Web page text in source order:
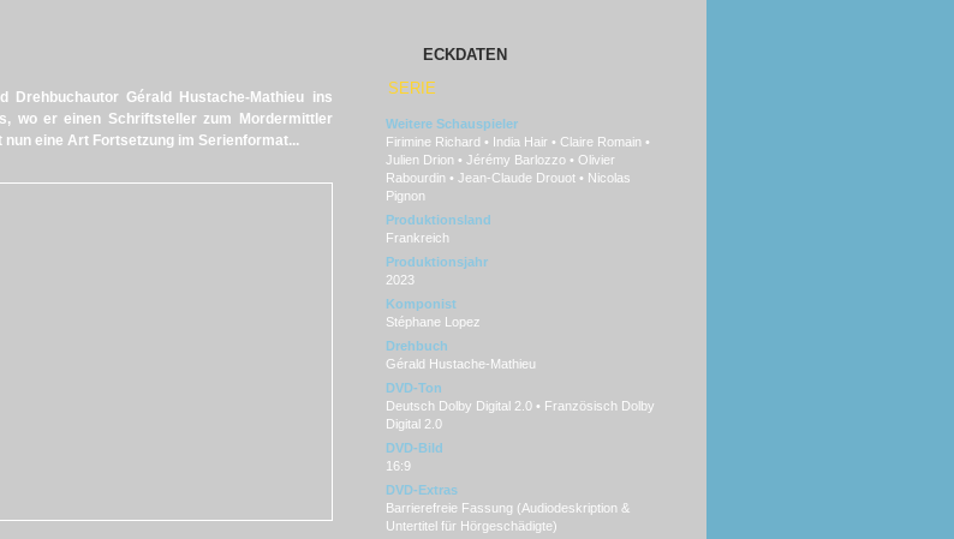
Gérald Hustache-Mathieu ins
wo er einen Schriftsteller zum Mordermittler
nun eine Art Fortsetzung im Serienformat...
ECKDATEN
SERIE
Weitere Schauspieler
Firimine Richard • India Hair • Claire Romain •
Julien Drion • Jérémy Barlozzo • Olivier
Rabourdin • Jean-Claude Drouot • Nicolas
Pignon
Produktionsland
Frankreich
Produktionsjahr
2023
Komponist
Stéphane Lopez
Drehbuch
Gérald Hustache-Mathieu
DVD-Ton
Deutsch Dolby Digital 2.0 • Französisch Dolby
Digital 2.0
DVD-Bild
16:9
DVD-Extras
Barrierefreie Fassung (Audiodeskription &
Untertitel für Hörgeschädigte)